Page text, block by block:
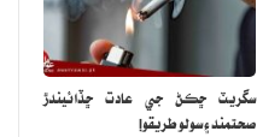
سگريٽ ڇڪڻ جي عادت ڇڏائيندڙ
صحتمند ۽ سولو طريقو!